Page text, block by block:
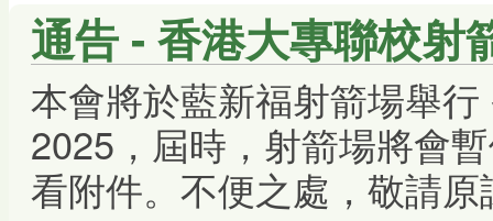
通告 - 香港大專聯校射
本會將於藍新福射箭場舉
2025，屆時，射箭場將會
看附件。不便之處，敬請原